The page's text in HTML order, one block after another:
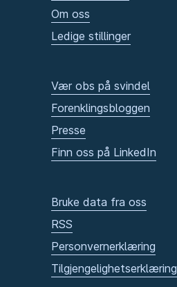
Om oss
Ledige stillinger
Vær obs på svindel
Forenklingsbloggen
Presse
Finn oss på LinkedIn
Bruke data fra oss
RSS
Personvernerklæring
Tilgjengelighetserklæring